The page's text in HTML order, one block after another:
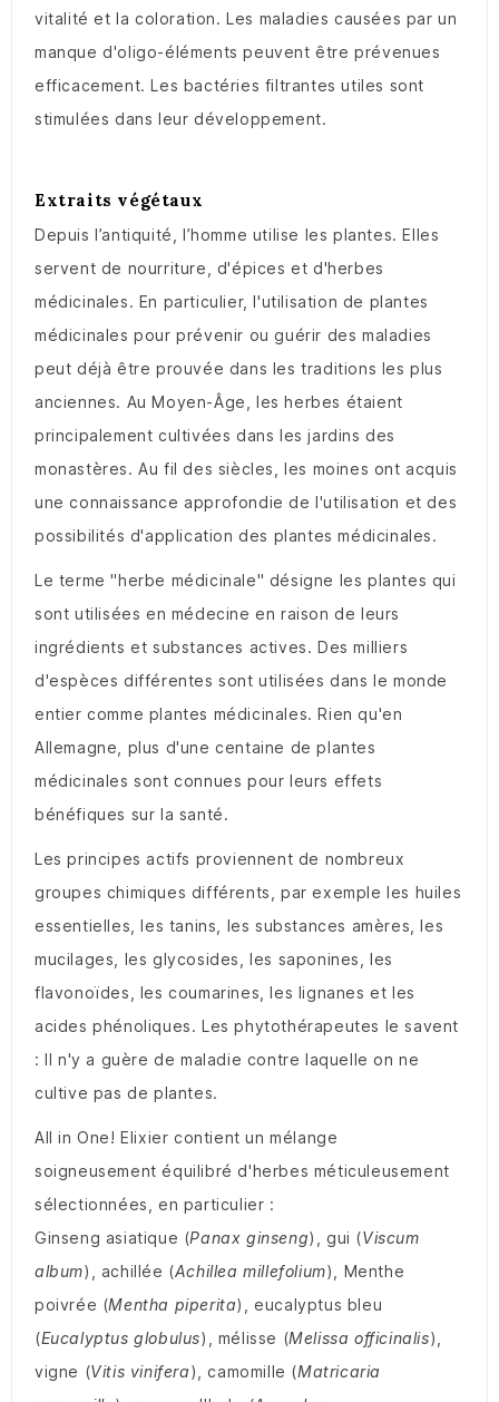
vitalité et la coloration. Les maladies causées par un
manque d'oligo-éléments peuvent être prévenues
efficacement. Les bactéries filtrantes utiles sont
stimulées dans leur développement.
Extraits végétaux
Depuis l’antiquité, l’homme utilise les plantes. Elles
servent de nourriture, d'épices et d'herbes
médicinales. En particulier, l'utilisation de plantes
médicinales pour prévenir ou guérir des maladies
peut déjà être prouvée dans les traditions les plus
anciennes. Au Moyen-Âge, les herbes étaient
principalement cultivées dans les jardins des
monastères. Au fil des siècles, les moines ont acquis
une connaissance approfondie de l'utilisation et des
possibilités d'application des plantes médicinales.
Le terme "herbe médicinale" désigne les plantes qui
sont utilisées en médecine en raison de leurs
ingrédients et substances actives. Des milliers
d'espèces différentes sont utilisées dans le monde
entier comme plantes médicinales. Rien qu'en
Allemagne, plus d'une centaine de plantes
médicinales sont connues pour leurs effets
bénéfiques sur la santé.
Les principes actifs proviennent de nombreux
groupes chimiques différents, par exemple les huiles
essentielles, les tanins, les substances amères, les
mucilages, les glycosides, les saponines, les
flavonoïdes, les coumarines, les lignanes et les
acides phénoliques. Les phytothérapeutes le savent
: Il n'y a guère de maladie contre laquelle on ne
cultive pas de plantes.
All in One! Elixier contient un mélange
soigneusement équilibré d'herbes méticuleusement
sélectionnées, en particulier :
Ginseng asiatique (Panax ginseng), gui (Viscum
album), achillée (Achillea millefolium), Menthe
poivrée (Mentha piperita), eucalyptus bleu
(Eucalyptus globulus), mélisse (Melissa officinalis),
vigne (Vitis vinifera), camomille (Matricaria